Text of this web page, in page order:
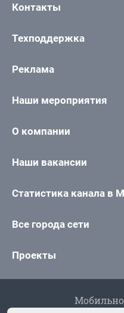
Контакты
Техподдержка
Реклама
Наши мероприятия
О компании
Наши вакансии
Статистика канала в
Все города сети
Проекты